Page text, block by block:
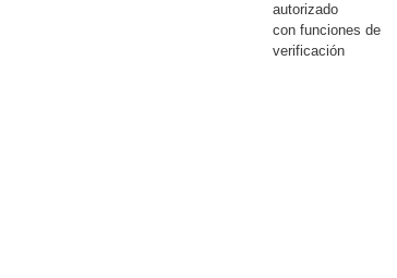
autorizado
con funciones de
verificación